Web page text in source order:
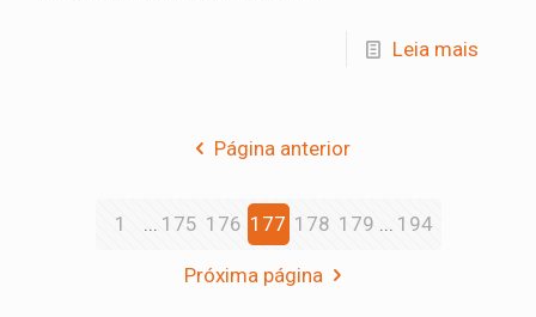
Leia mais
Página anterior
1 ... 175 176 177 178 179 194
Próxima página